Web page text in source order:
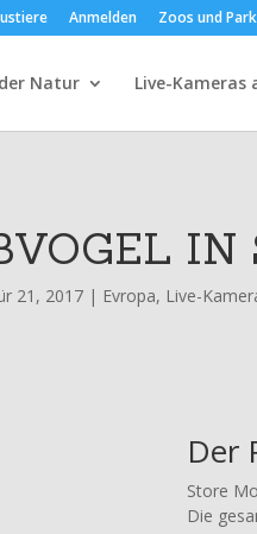
Anmelden Zoos und
Natur Live-Kameras
IN
21, 2017| Evropa, Live-
Der
Store
Die